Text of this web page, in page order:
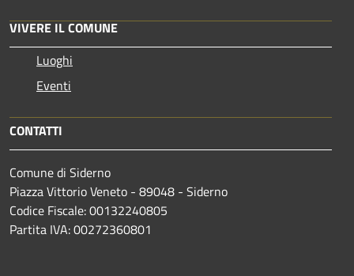
VIVERE IL COMUNE
Luoghi
Eventi
CONTATTI
Comune di Siderno
Piazza Vittorio Veneto - 89048 - Siderno
Codice Fiscale: 00132240805
Partita IVA: 00272360801